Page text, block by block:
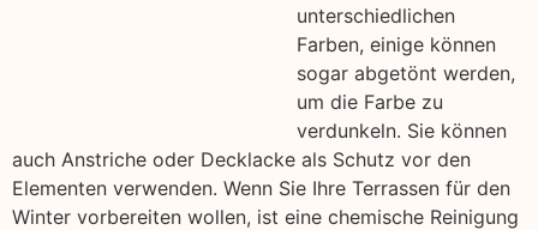
unterschiedlichen
Farben, einige können
sogar abgetönt werden,
um die Farbe zu
verdunkeln. Sie können
auch Anstriche oder Decklacke als Schutz vor den
Elementen verwenden. Wenn Sie Ihre Terrassen für den
Winter vorbereiten wollen, ist eine chemische Reinigung